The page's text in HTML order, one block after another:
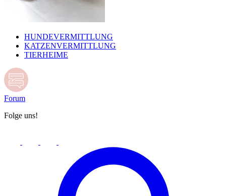
HUNDEVERMITTLUNG
KATZENVERMITTLUNG
TIERHEIME
Forum
Folge uns!